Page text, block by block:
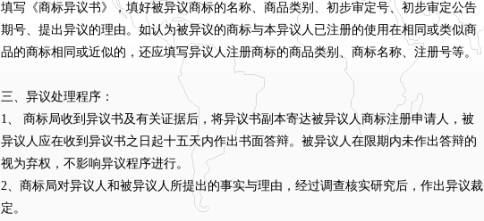
填写《商标异议书》，填好被异议商标的名称、商品类别、初步审定号、初步审定公告
期号、提出异议的理由。如认为被异议的商标与本异议人已注册的使用在相同或类似商
品的商标相同或近似的，还应填写异议人注册商标的商品类别、商标名称、注册号等。
三、异议处理程序：
1、 商标局收到异议书及有关证据后，将异议书副本寄达被异议人商标注册申请人，被
异议人应在收到异议书之日起十五天内作出书面答辩。被异议人在限期内未作出答辩的
视为弃权，不影响异议程序进行。
2、商标局对异议人和被异议人所提出的事实与理由，经过调查核实研究后，作出异议裁
定。